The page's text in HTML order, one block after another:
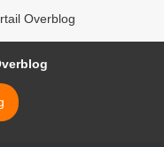
Overblog